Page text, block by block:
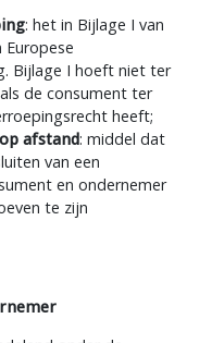
: het in Bijlage I van
Bijlage I hoeft niet ter
de consument ter
heeft;
afstand: middel dat
van een
en ondernemer
te zijn